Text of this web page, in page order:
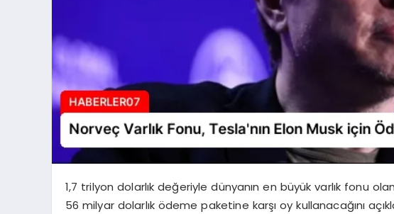
1,7 trilyon dolarlık değeriyle dünyanın en büyük varlık fonu
56 milyar dolarlık ödeme paketine karşı oy kullanacağını